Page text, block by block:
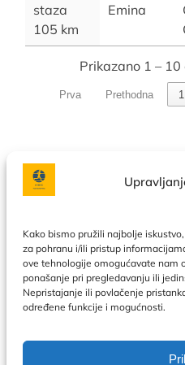
Kako bismo pružili najbolje
za pohranu i/ili pristup
ove tehnologije omogućavate nam
ponašanje pri pregledavanju ili
Nepristajanje ili povlačenje
određene funkcije i mogućnosti.
staza
105 km
Emina
Prikazano 1 –
Prva Prethodna 1
Politika privatnosti|Uslovi
nama | Kontakt|